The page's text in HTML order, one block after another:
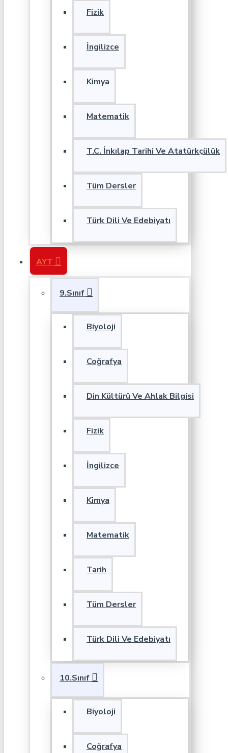
Fizik
İngilizce
Kimya
Matematik
T.C. İnkılap Tarihi Ve Atatürkçülük
Tüm Dersler
Türk Dili Ve Edebiyatı
AYT
9.Sınıf
Biyoloji
Coğrafya
Din Kültürü Ve Ahlak Bilgisi
Fizik
İngilizce
Kimya
Matematik
Tarih
Tüm Dersler
Türk Dili Ve Edebiyatı
10.Sınıf
Biyoloji
Coğrafya